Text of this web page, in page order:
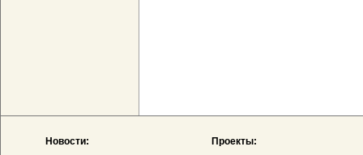
Новости: Проекты: